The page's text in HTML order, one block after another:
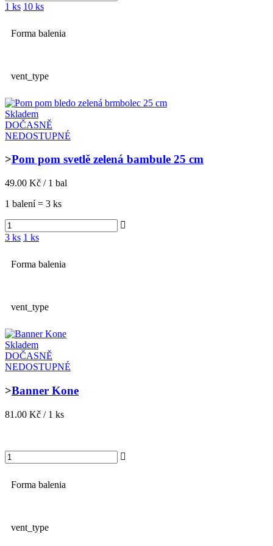
1 ks 10 ks
Forma balenia
vent_type
Skladem
DOČASNĚ
NEDOSTUPNÉ
>Pom pom svetlě zelená bambule 25 cm
49.00 Kč / 1 bal
1 balení = 3 ks
3 ks 1 ks
Forma balenia
vent_type
Skladem
DOČASNĚ
NEDOSTUPNÉ
>Banner Kone
81.00 Kč / 1 ks
Forma balenia
vent_type